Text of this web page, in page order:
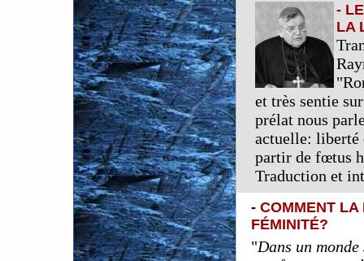
-
LA
et très sentie
prélat nous
actuelle: liberté
partir de fœtus
Traduction et
- COMMENT LA
FÉMINITÉ?
"Dans un